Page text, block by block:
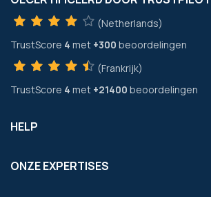
(Netherlands)
TrustScore 4 met +300 beoordelingen
(Frankrijk)
TrustScore 4 met +21400 beoordelingen
HELP
ONZE EXPERTISES